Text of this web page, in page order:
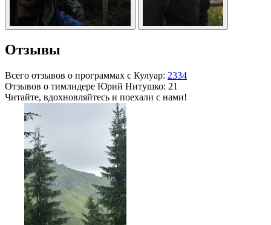
Отзывы
Всего отзывов о программах с Кулуар: 2334
Отзывов о тимлидере Юрий Нитушко: 21
Читайте, вдохновляйтесь и поехали с нами!